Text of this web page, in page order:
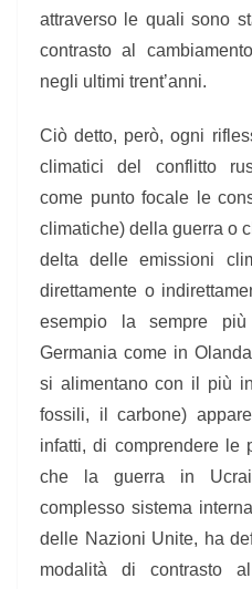
attraverso le quali sono
contrasto al
negli ultimi trent’anni.
Ciò detto, però, ogni
climatici del conflitto
come punto focale le
climatiche) della guerra o
delta delle emissioni
direttamente o
esempio la sempre
Germania come in
si alimentano con il più
fossili, il carbone)
infatti, di comprendere le
che la guerra in
complesso sistema
delle Nazioni Unite, ha
modalità di contrasto